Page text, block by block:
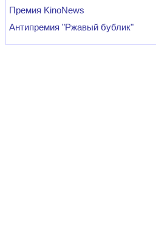
Премия KinoNews
Антипремия "Ржавый бублик"